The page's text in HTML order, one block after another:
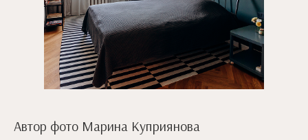
Автор фото Марина Куприянова